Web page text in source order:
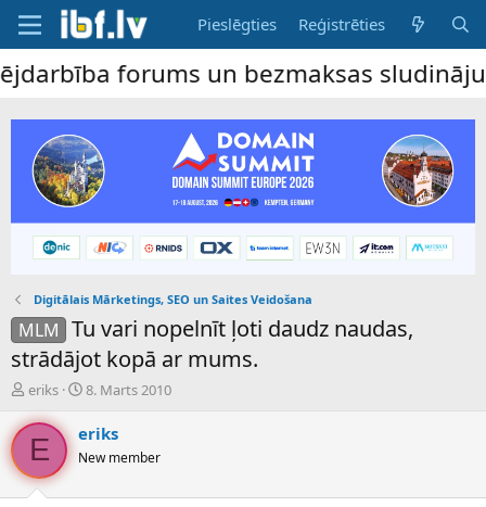
Pieslēgties Reģistrēties
forums un bezmaksas sludinājumu
Digitālais Mārketings, SEO un Saites Veidošana
MLM Tu vari nopelnīt ļoti daudz naudas,
strādājot kopā ar mums.
P
v
d
i
eriks
S
k
m
8. Marts 2010
E eriks
New member